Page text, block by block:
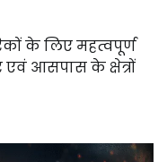
के लिए महत्वपूर्ण
आसपास के क्षेत्रों